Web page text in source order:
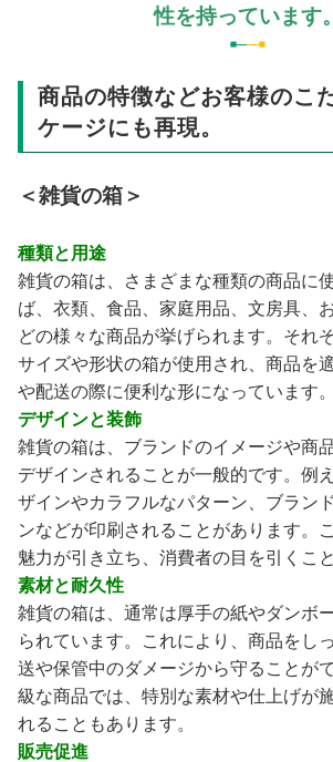
性を持っています。
商品の特徴などお客様のこ
ケージにも再現。
＜雑貨の箱＞
種類と用途
雑貨の箱は、さまざまな種類の商品に
ば、衣類、食品、家庭用品、文房具、
どの様々な商品が挙げられます。それ
サイズや形状の箱が使用され、商品を
や配送の際に便利な形になっています。
デザインと装飾
雑貨の箱は、ブランドのイメージや商
デザインされることが一般的です。例
ザインやカラフルなパターン、ブラン
ンなどが印刷されることがあります。
魅力が引き立ち、消費者の目を引くこ
素材と耐久性
雑貨の箱は、通常は厚手の紙やダンボ
られています。これにより、商品をし
送や保管中のダメージから守ることが
級な商品では、特別な素材や仕上げが
れることもあります。
販売促進